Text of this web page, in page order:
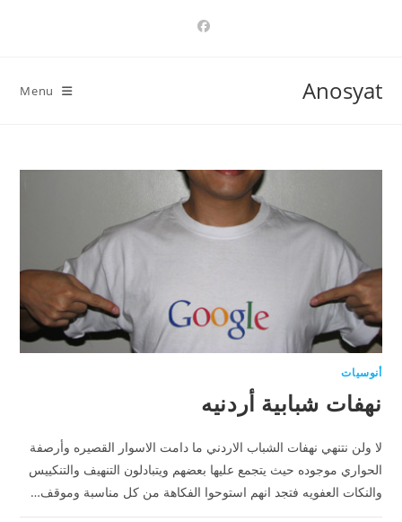
Anosyat
Menu
أنوسيات
نهفات شبابية أردنيه
لا ولن نتنهي نهفات الشباب الاردني ما دامت الاسوار القصيره وأرصفة
الحواري موجوده حيث يتجمع عليها بعضهم ويتبادلون التنهيف والتنكييس
والنكات العفويه فتجد انهم استوحوا الفكاهة من كل مناسبة وموقف…